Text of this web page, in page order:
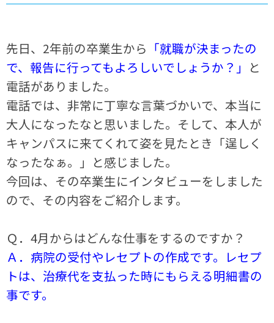
先日、 2年前の卒業生から 「就職が決まったの
で、報告に行ってもよろしいでしょうか？」 と
電話がありました。
電話では、非常に丁寧な言葉づかいで、本当に
大人になったなと思いました。そして、本人が
キャンパスに来てくれて姿を見たとき「逞しく
なったなぁ。」と感じました。
今回は、その卒業生にインタビューをしました
ので、その内容をご紹介します。
Ｑ．4月からはどんな仕事をするのですか？
Ａ．病院の受付やレセプトの作成です。レセプ
トは、治療代を支払った時にもらえる明細書の
事です。